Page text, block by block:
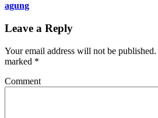
agung
Leave a Reply
Your email address will not be published.
marked *
Comment